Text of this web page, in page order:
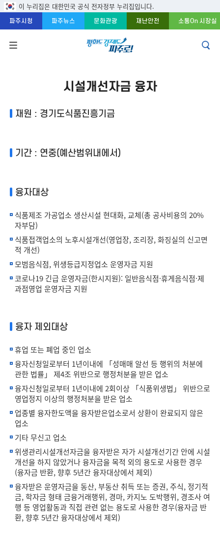
본문 바로가기
주메뉴 바로가기
푸터 바로가기
이 누리집은 대한민국 공식 전자정부 누리집입니다.
파주시청 파주뉴스 문화관광 재난안전 소통On 시장실
시설개선자금 융자
재원 : 경기도식품진흥기금
기간 : 연중(예산범위내에서)
융자대상
식품제조 가공업소 생산시설 현대화, 교체(총 공사비용의 20%
자부담)
식품접객업소의 노후시설개선(영업장, 조리장, 화징실의 신고면
적 개선)
모범음식점, 위생등급지정업소 운영자금 지원
코로나19 긴급 운영자금(한시지원): 일반음식점·휴게음식점·제
과점영업 운영자금 지원
융자 제외대상
휴업 또는 폐업 중인 업소
융자신청일로부터 1년이내에 「성매매 알선 등 행위의 처분에
관한 법률」 제4조 위반으로 행정처분을 받은 업소
융자신청일로부터 1년이내에 2회이상 「식품위생법」 위반으로
영업정지 이상의 행정처분을 받은 업소
업종별 융자한도액을 융자받은업소로서 상환이 완료되지 않은
업소
기타 무신고 업소
위생관리시설개선자금을 융자받은 자가 시설개선기간 안에 시설
개선을 하지 않았거나 융자금을 목적 외의 용도로 사용한 경우
(융자금 반환, 향후 5년간 융자대상에서 제외)
융자받은 운영자금을 동산, 부동산 취득 또는 증권, 주식, 정기적
금, 학자금 형태 금융거래행위, 경마, 카지노 도박행위, 경조사 여
행 등 영업활동과 직접 관련 없는 용도로 사용한 경우(융자금 반
환, 향후 5년간 융자대상에서 제외)